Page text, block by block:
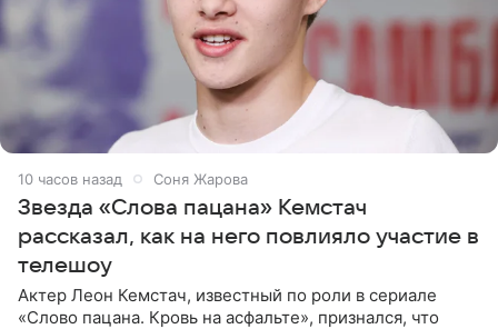
10 часов назад Соня Жарова
Звезда «Слова пацана» Кемстач
рассказал, как на него повлияло участие в
телешоу
Актер Леон Кемстач, известный по роли в сериале
«Слово пацана. Кровь на асфальте», признался, что